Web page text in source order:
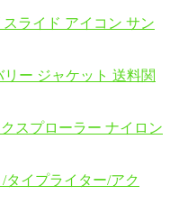
ライド アイコン サン
ー ジャケット 送料関
スプローラー ナイロン
タイプライター/アク